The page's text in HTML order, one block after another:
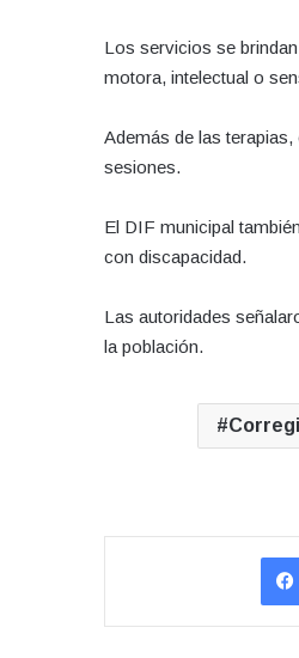
Los servicios se
motora, intelectual o
Además de las
sesiones.
El DIF municipal
con discapacidad.
Las autoridades
la población.